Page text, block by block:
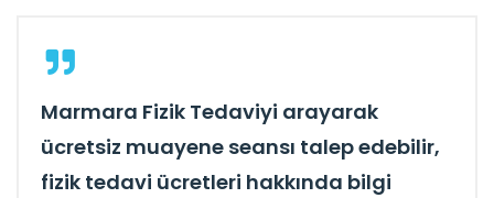
Marmara Fizik Tedaviyi arayarak
ücretsiz muayene seansı talep edebilir,
fizik tedavi ücretleri hakkında bilgi